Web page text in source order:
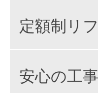
定額制リ
安心の工